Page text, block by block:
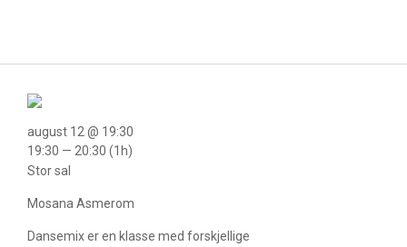
Dansemix er en klasse med forskjellige
august 12 @ 19:30
19:30 — 20:30 (1h)
Stor sal
Mosana Asmerom